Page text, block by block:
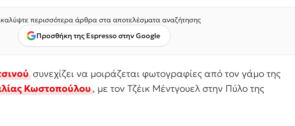
περισσότερα άρθρα στα αποτελέσματα αναζήτησης
Προσθήκη της Espresso στην Google
συνεχίζει να μοιράζεται φωτογραφίες από τον γάμο της
Κωστοπούλου, με τον Τζέικ Μέντγουελ στην Πύλο της